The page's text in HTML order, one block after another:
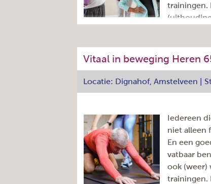
Herhaling:
Cursuscode
Einddatum
trainingen.
napraten onder het genot van
Dag:
Aantal lessen
Aantal nog beschikbare
plaatsen(ter indicatie)
Tijd:
Herhaling:
Vitaal in beweging Heren
Locatie: Dignahof, Amstelveen |
Iedereen
niet alleen
En een
vatbaar
ook (weer)
trainingen.